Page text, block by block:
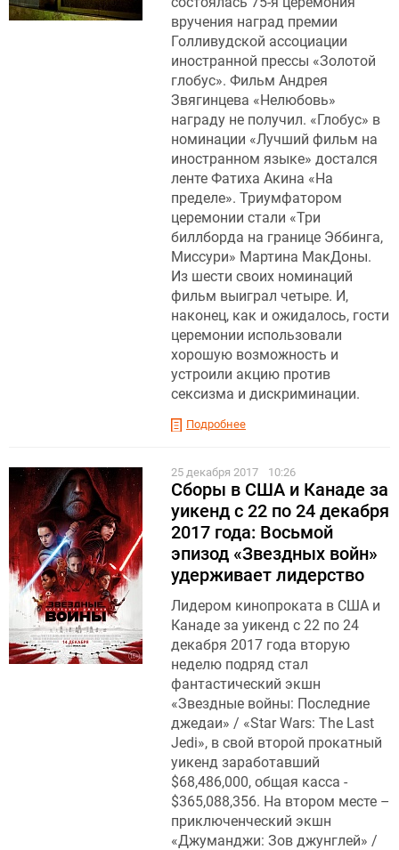
вручения наград премии
Голливудской ассоциации
иностранной прессы «Золотой
глобус». Фильм Андрея
Звягинцева «Нелюбовь»
награду не получил. «Глобус» в
номинации «Лучший фильм на
иностранном языке» достался
ленте Фатиха Акина «На
пределе». Триумфатором
церемонии стали «Три
биллборда на границе Эббинга,
Миссури» Мартина МакДоны.
Из шести своих номинаций
фильм выиграл четыре. И,
наконец, как и ожидалось, гости
церемонии использовали
хорошую возможность и
устроили акцию против
сексизма и дискриминации.
Подробнее
25 декабря 2017 10:26
Сборы в США и Канаде за
уикенд с 22 по 24 декабря
2017 года: Восьмой
эпизод «Звездных войн»
удерживает лидерство
Лидером кинопроката в США и
Канаде за уикенд с 22 по 24
декабря 2017 года вторую
неделю подряд стал
фантастический экшн
«Звездные войны: Последние
джедаи» / «Star Wars: The Last
Jedi», в свой второй прокатный
уикенд заработавший
$68,486,000, общая касса -
$365,088,356. На втором месте –
приключенческий экшн
«Джуманджи: Зов джунглей » /